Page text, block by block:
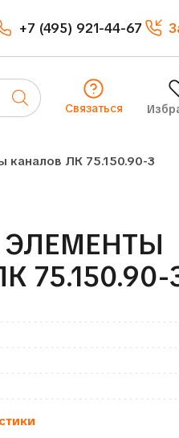
+7 (495) 921-44-67
Связаться
каналов ЛК 75.150.90-3
75.150.90-